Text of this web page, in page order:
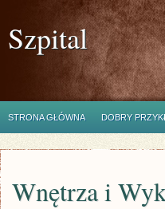
Szpital
STRONA GŁÓWNA DOBRY
Wnętrza i